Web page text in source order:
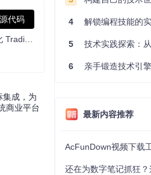
代码
集成，为
商业平台
4 解锁编程技能的实践之旅
5 技术实践探索：从零开始
6 亲手锻造技术引擎：从0
最新内容推荐
AcFunDown视频下载